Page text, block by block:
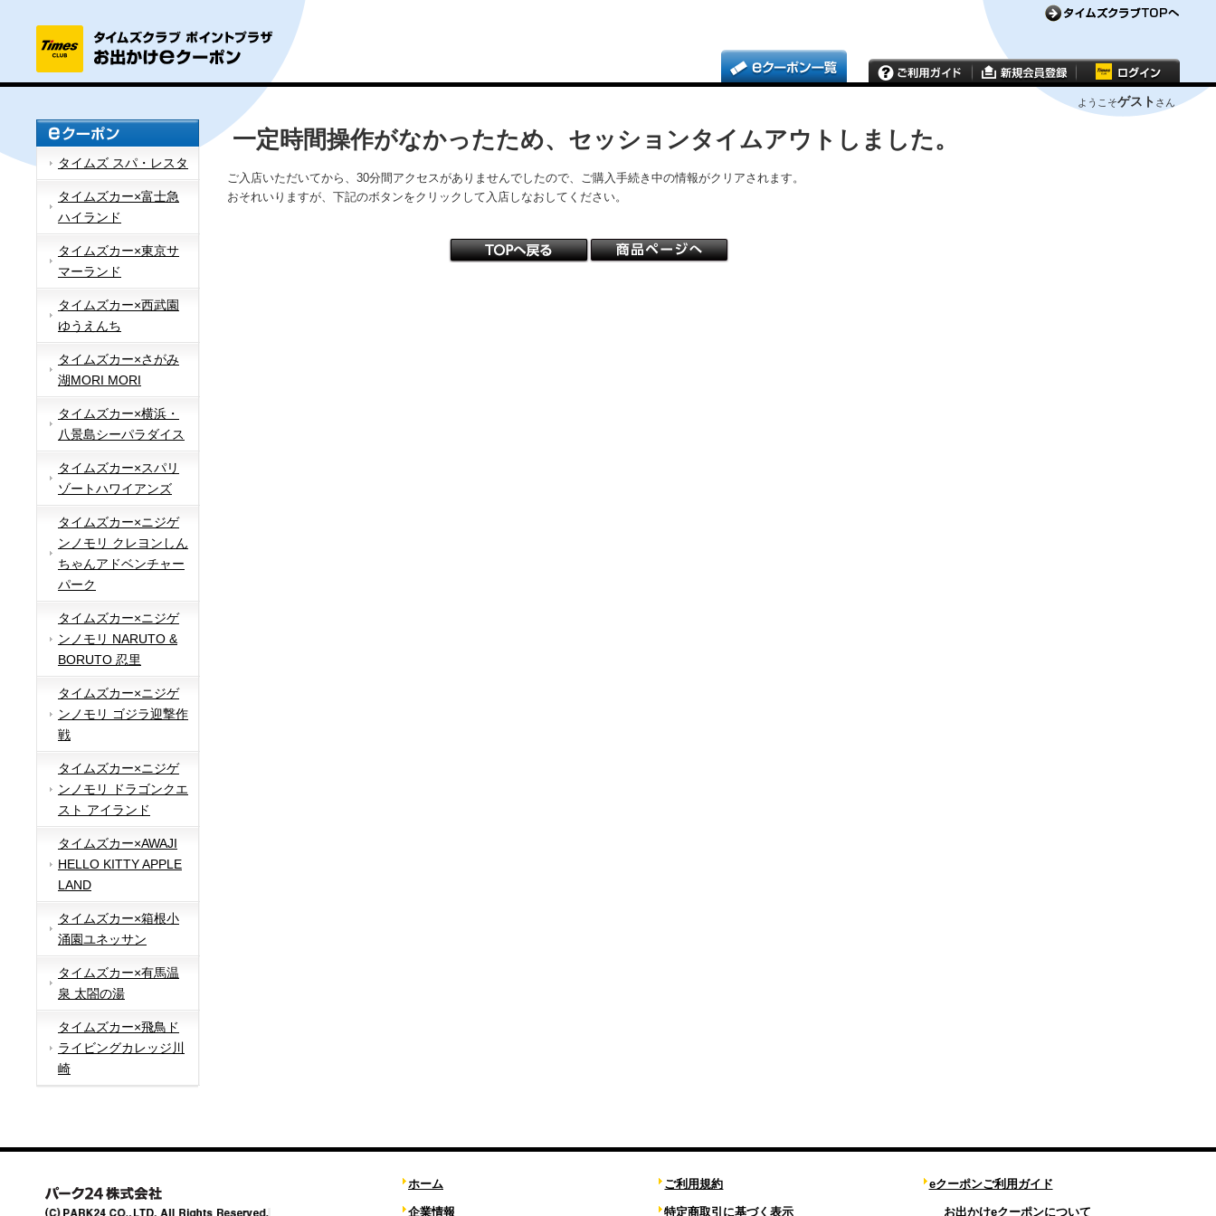
ようこそゲスト さん
タイムズ スパ・レスタ
タイムズカー×富士急
ハイランド
タイムズカー×東京サ
マーランド
タイムズカー×西武園
ゆうえんち
タイムズカー×さがみ
湖MORI MORI
タイムズカー×横浜・
八景島シーパラダイス
タイムズカー×スパリ
ゾートハワイアンズ
タイムズカー×ニジゲ
ンノモリ クレヨンしん
ちゃんアドベンチャー
パーク
タイムズカー×ニジゲ
ンノモリ NARUTO &
BORUTO 忍里
タイムズカー×ニジゲ
ンノモリ ゴジラ迎撃作
戦
タイムズカー×ニジゲ
ンノモリ ドラゴンクエ
スト アイランド
タイムズカー×AWAJI
HELLO KITTY APPLE
LAND
タイムズカー×箱根小
涌園ユネッサン
タイムズカー×有馬温
泉 太閤の湯
タイムズカー×飛鳥ド
ライビングカレッジ川
崎
一定時間操作がなかったため、セッションタイムアウトしました。
ご入店いただいてから、30分間アクセスがありませんでしたので、ご購入手続き中の情報がクリアされます。
おそれいりますが、下記のボタンをクリックして入店しなおしてください。
ホーム
企業情報
ご利用規約
特定商取引に基づく表示
eクーポンご利用ガイド
お出かけeクーポンについて